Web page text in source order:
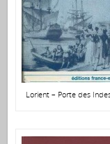
Lorient – Porte des